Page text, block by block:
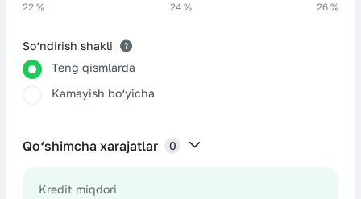
22 % 24 % 26 %
So‘ndirish shakli
Teng qismlarda
Kamayish bo‘yicha
Qo‘shimcha xarajatlar 0
Kredit miqdori